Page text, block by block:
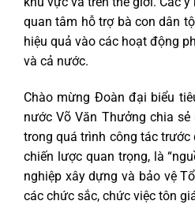
quan tâm hỗ trợ bà con dân
hiệu quả vào các hoạt động
và cả nước.
Chào mừng Đoàn đại biểu
nước Võ Văn Thưởng chia
trong quá trình công tác
chiến lược quan trọng, là
nghiệp xây dựng và bảo vệ
các chức sắc, chức việc tôn